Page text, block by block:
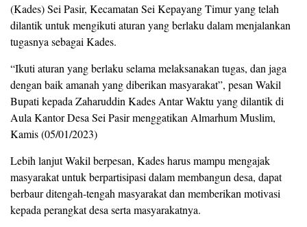
(Kades) Sei Pasir, Kecamatan Sei Kepayang Timur yang telah
dilantik untuk mengikuti aturan yang berlaku dalam menjalankan
tugasnya sebagai Kades.
“Ikuti aturan yang berlaku selama melaksanakan tugas, dan jaga
dengan baik amanah yang diberikan masyarakat”, pesan Wakil
Bupati kepada Zaharuddin Kades Antar Waktu yang dilantik di
Aula Kantor Desa Sei Pasir menggatikan Almarhum Muslim,
Kamis (05/01/2023)
Lebih lanjut Wakil berpesan, Kades harus mampu mengajak
masyarakat untuk berpartisipasi dalam membangun desa, dapat
berbaur ditengah-tengah masyarakat dan memberikan motivasi
kepada perangkat desa serta masyarakatnya.